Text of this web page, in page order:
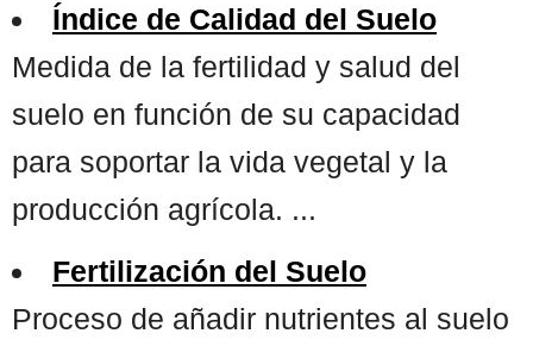
Índice de Calidad del Suelo
Medida de la fertilidad y salud del
suelo en función de su capacidad
para soportar la vida vegetal y la
producción agrícola. ...
Fertilización del Suelo
Proceso de añadir nutrientes al suelo